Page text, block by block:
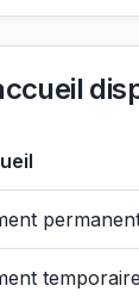
temporaire